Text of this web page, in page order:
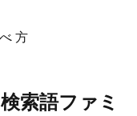
方
索語ファミ